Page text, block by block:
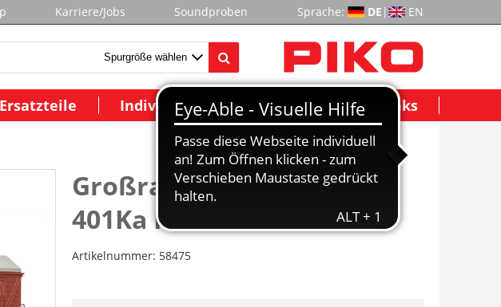
Karriere/Jobs Soundproben Sprache: DE | EN
Ersatzteile Individuelle Modelle Wichtige Links
Großraumgüterwagen
401Ka PKP IV
Artikelnummer: 58475